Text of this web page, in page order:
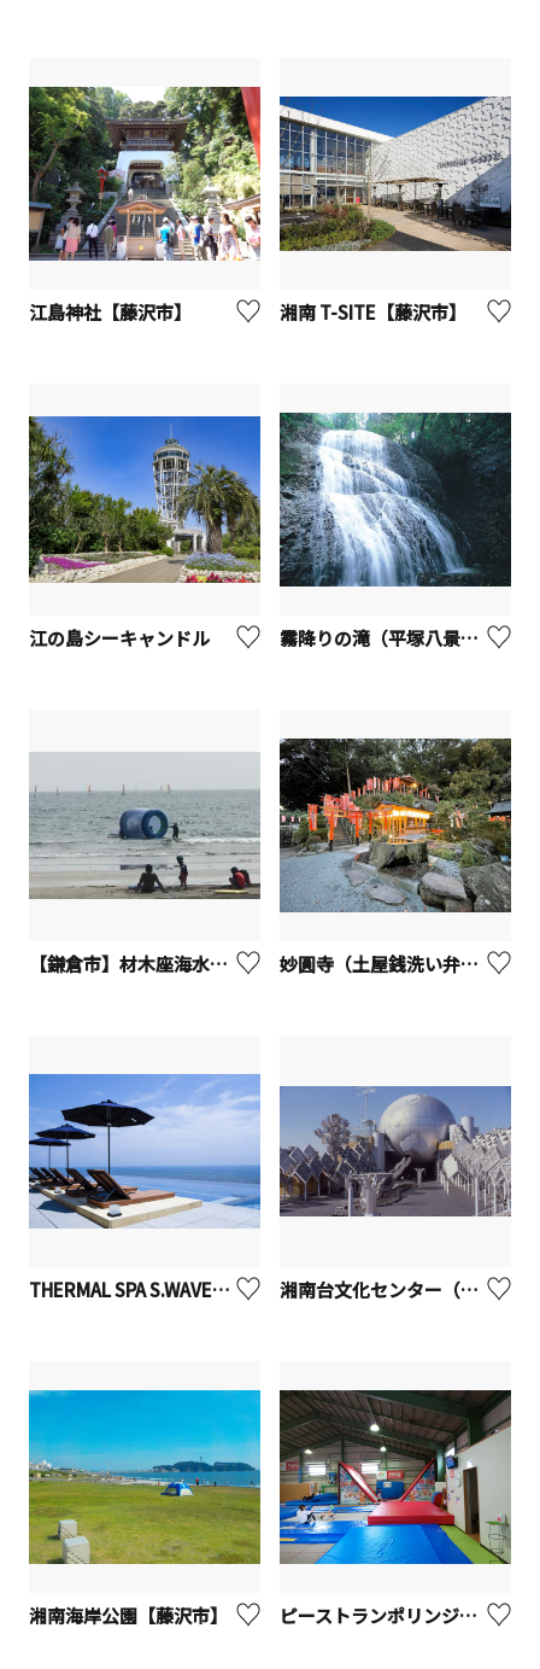
江島神社【藤沢市】 湘南 T-SITE【藤沢市】
江の島シーキャンドル 霧降りの滝（平塚八景）【平塚市】
【鎌倉市】材木座海水浴場 妙圓寺（土屋銭洗い弁財天）【平塚市】
THERMAL SPA S.WAVE【大磯町】 湘南台文化センター（こども館）【藤沢市】
湘南海岸公園【藤沢市】 ピーストランポリンジム寒川